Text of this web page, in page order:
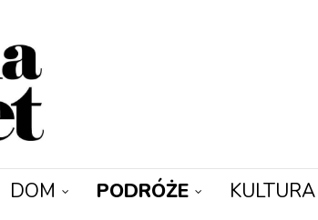
DOM PODRÓŻE KULTURA